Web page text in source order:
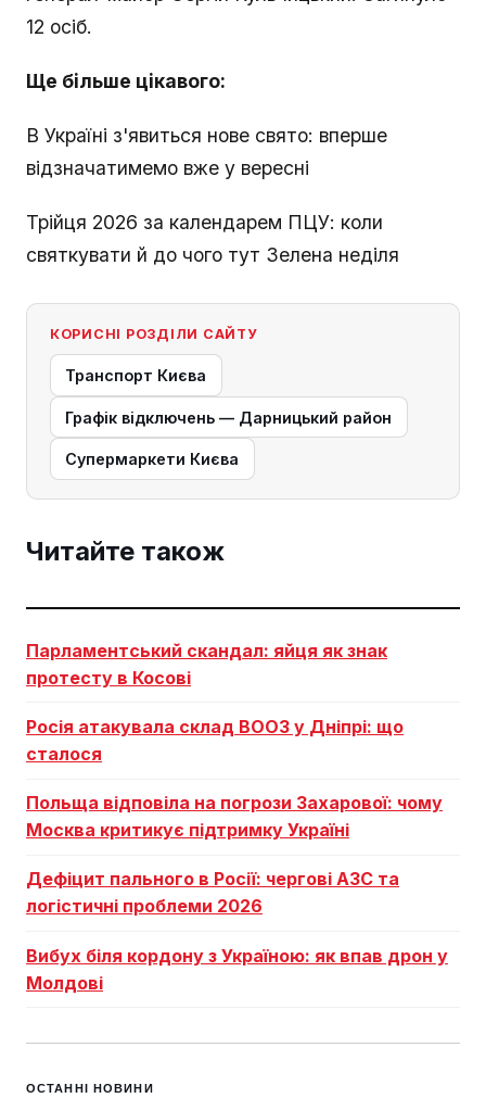
12 осіб.
Ще більше цікавого:
В Україні з'явиться нове свято: вперше
відзначатимемо вже у вересні
Трійця 2026 за календарем ПЦУ: коли
святкувати й до чого тут Зелена неділя
КОРИСНІ РОЗДІЛИ САЙТУ
Транспорт Києва
Графік відключень — Дарницький район
Супермаркети Києва
Читайте також
Парламентський скандал: яйця як знак
протесту в Косові
Росія атакувала склад ВООЗ у Дніпрі: що
сталося
Польща відповіла на погрози Захарової: чому
Москва критикує підтримку Україні
Дефіцит пального в Росії: чергові АЗС та
логістичні проблеми 2026
Вибух біля кордону з Україною: як впав дрон у
Молдові
ОСТАННІ НОВИНИ